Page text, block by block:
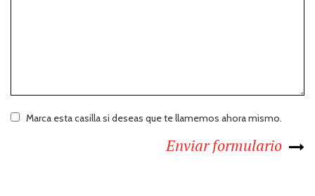
Marca esta casilla si deseas que te llamemos ahora mismo.
Enviar formulario